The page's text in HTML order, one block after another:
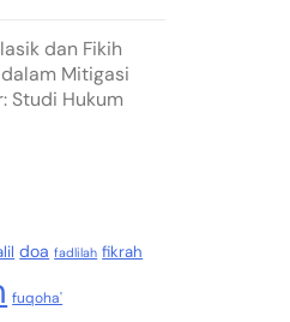
dan Fikih
Mitigasi
Studi Hukum
doa fadlilah fikrah
fuqoha'